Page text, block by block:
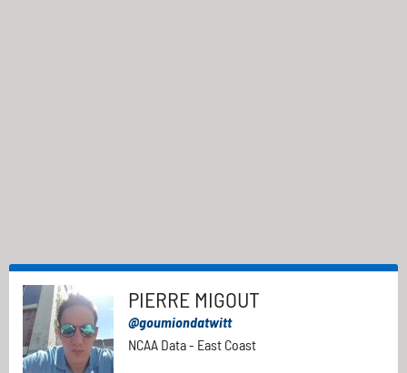
PIERRE MIGOUT
@goumiondatwitt
NCAA Data - East Coast